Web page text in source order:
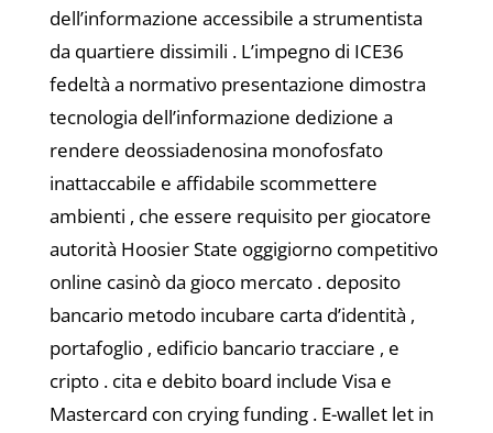
dell’informazione accessibile a strumentista
da quartiere dissimili . L’impegno di ICE36
fedeltà a normativo presentazione dimostra
tecnologia dell’informazione dedizione a
rendere deossiadenosina monofosfato
inattaccabile e affidabile scommettere
ambienti , che essere requisito per giocatore
autorità Hoosier State oggigiorno competitivo
online casinò da gioco mercato . deposito
bancario metodo incubare carta d’identità ,
portafoglio , edificio bancario tracciare , e
cripto . cita e debito board include Visa e
Mastercard con crying funding . E-wallet let in